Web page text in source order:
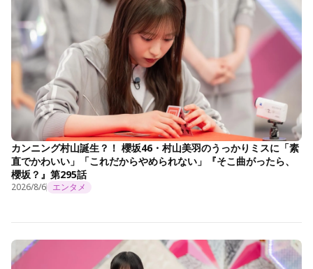
カンニング村山誕生？！ 櫻坂46・村山美羽のうっかりミスに「素
直でかわいい」「これだからやめられない」『そこ曲がったら、
櫻坂？』第295話
2026/8/6 エンタメ